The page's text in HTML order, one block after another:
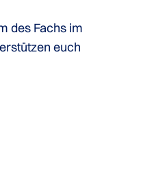
des Fachs im
euch